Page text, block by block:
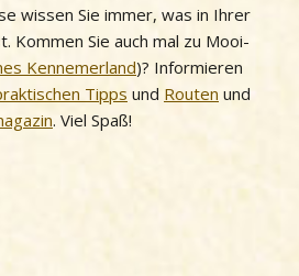
wissen Sie immer, was in Ihrer
Kommen Sie auch mal zu Mooi-
Kennemerland)? Informieren
Tipps und Routen und
. Viel Spaß!